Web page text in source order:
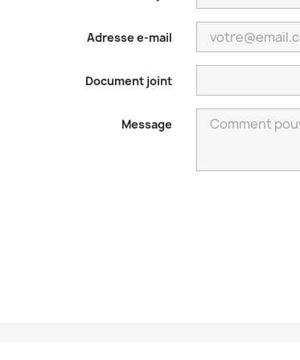
Adresse e-mail
Document joint
Message